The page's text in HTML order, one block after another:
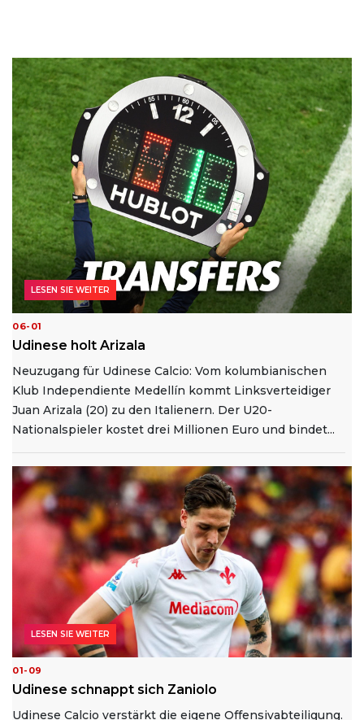
06-01
Udinese holt Arizala
Neuzugang für Udinese Calcio: Vom kolumbianischen
Klub Independiente Medellín kommt Linksverteidiger
Juan Arizala (20) zu den Italienern. Der U20-
Nationalspieler kostet drei Millionen Euro und bindet...
LESEN SIE WEITER
01-09
Udinese schnappt sich Zaniolo
Udinese Calcio verstärkt die eigene Offensivabteiligung.
LESEN SIE WEITER